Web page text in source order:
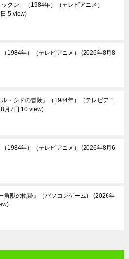
ックン』（1984年）（テレビアニメ）
5 view
（1984年）（テレビアニメ）
2026年8月8
ル・シドの冒険』（1984年）（テレビアニ
月7日 10 view
（1984年）（テレビアニメ）
2026年8月6
角獣の軌跡』（パソコンゲーム）
2026年